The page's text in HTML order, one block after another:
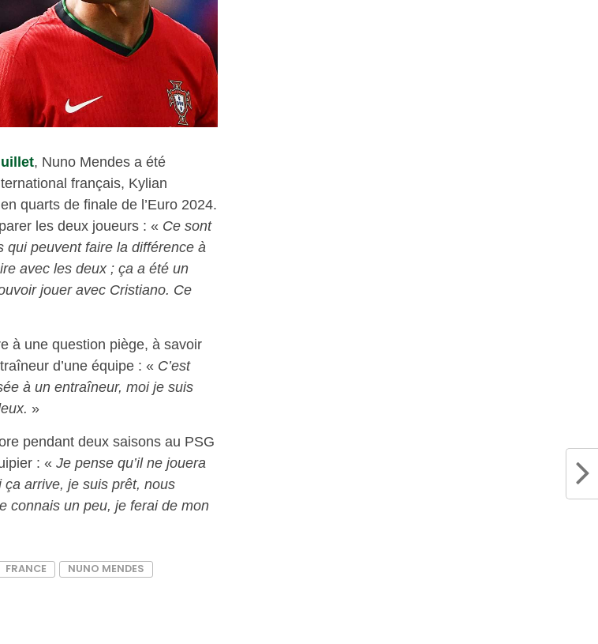
, Nuno Mendes a été
français, Kylian
quarts de finale de l’Euro 2024.
les deux joueurs : « Ce sont
peuvent faire la différence à
avec les deux ; ça a été un
jouer avec Cristiano. Ce
à une question piège, à savoir
d’une équipe : « C’est
à un entraîneur, moi je suis
»
pendant deux saisons au PSG
: « Je pense qu’il ne jouera
arrive, je suis prêt, nous
connais un peu, je ferai de mon
FRANCE
NUNO MENDES